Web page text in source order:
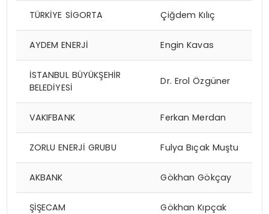
TÜRKİYE SİGORTA Çiğdem Kılıç
AYDEM ENERJİ Engin Kavas
İSTANBUL BÜYÜKŞEHİR
BELEDİYESİ
Dr. Erol Özgüner
VAKIFBANK Ferkan Merdan
ZORLU ENERJİ GRUBU Fulya Bıçak Muştu
AKBANK Gökhan Gökçay
ŞİŞECAM Gökhan Kıpçak